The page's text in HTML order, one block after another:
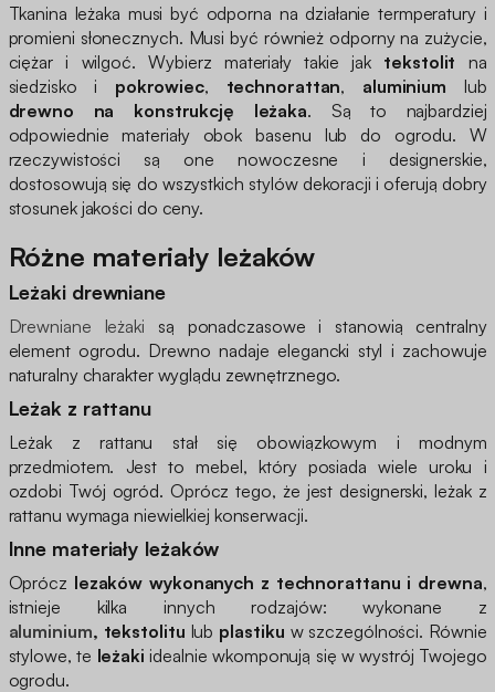
Tkanina leżaka musi być odporna na działanie termperatury i
promieni słonecznych. Musi być również odporny na zużycie,
ciężar i wilgoć. Wybierz materiały takie jak tekstolit na
siedzisko i pokrowiec, technorattan, aluminium lub
drewno na konstrukcję leżaka. Są to najbardziej
odpowiednie materiały obok basenu lub do ogrodu. W
rzeczywistości są one nowoczesne i designerskie,
dostosowują się do wszystkich stylów dekoracji i oferują dobry
stosunek jakości do ceny.
Różne materiały leżaków
Leżaki drewniane
Drewniane leżaki są ponadczasowe i stanowią centralny
element ogrodu. Drewno nadaje elegancki styl i zachowuje
naturalny charakter wyglądu zewnętrznego.
Leżak z rattanu
Leżak z rattanu stał się obowiązkowym i modnym
przedmiotem. Jest to mebel, który posiada wiele uroku i
ozdobi Twój ogród. Oprócz tego, że jest designerski, leżak z
rattanu wymaga niewielkiej konserwacji.
Inne materiały leżaków
Oprócz lezaków wykonanych z technorattanu i drewna,
istnieje kilka innych rodzajów: wykonane z
aluminium, tekstolitu lub plastiku w szczególności. Równie
stylowe, te leżaki idealnie wkomponują się w wystrój Twojego
ogrodu.